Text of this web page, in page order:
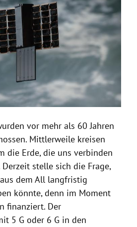
vor mehr als 60 Jahren
Mittlerweile kreisen
die Erde, die uns verbinden
stelle sich die Frage,
dem All langfristig
könnte, denn im Moment
finanziert. Der
5 G oder 6 G in den